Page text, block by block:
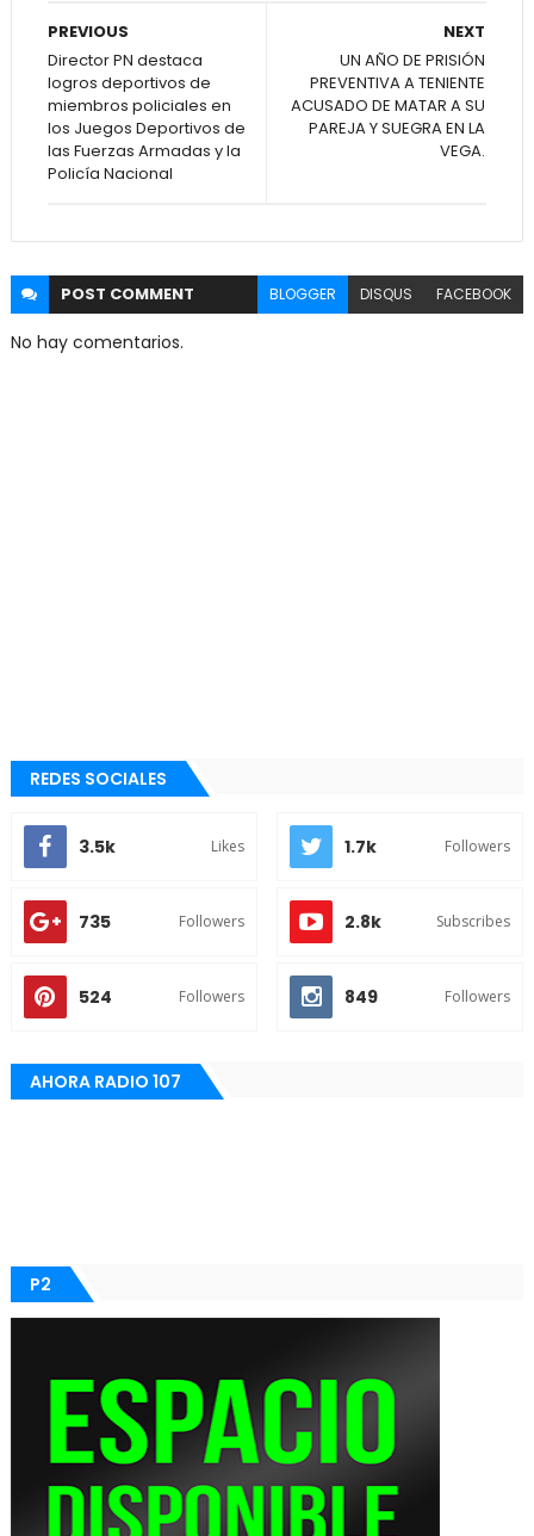
NEXT
UN AÑO DE PRISIÓN
PREVENTIVA A TENIENTE
ACUSADO DE MATAR A SU
PAREJA Y SUEGRA EN LA
VEGA.
PREVIOUS
Director PN destaca
logros deportivos de
miembros policiales en
los Juegos Deportivos de
las Fuerzas Armadas y la
Policía Nacional
POST COMMENT BLOGGER DISQUS FACEBOOK
No hay comentarios.
REDES SOCIALES
3.5k Likes 1.7k Followers
735 Followers 2.8k Subscribes
524 Followers 849 Followers
AHORA RADIO 107
P2